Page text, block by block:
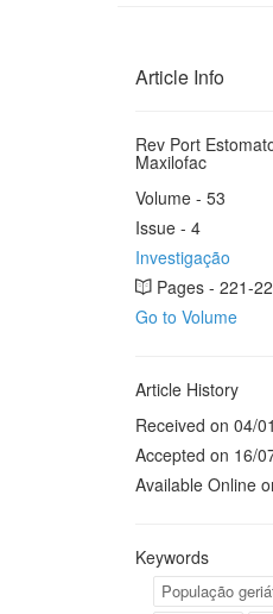
Article Info
Rev Port
Maxilofac
Volume - 53
Issue - 4
Investigação
Pages - 221-
Go to Volume
Article History
Received on 04/
Accepted on 16/
Available Online
Keywords
População